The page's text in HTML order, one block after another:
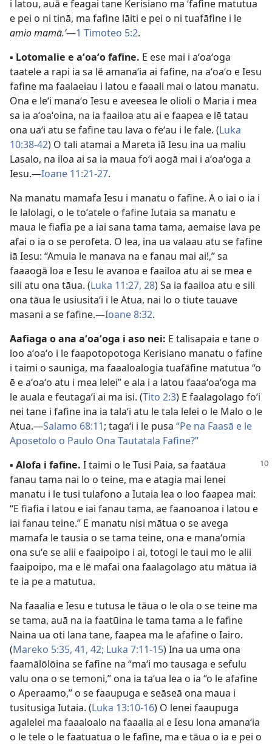
i latou, auā e feagai tane Kerisiano ma ʻfafine matutua
e pei o ni tinā, ma fafine lāiti e pei o ni tuafāfine i le
amio mamā.’—1 Timoteo 5:2.
▪ Lotomalie e aʻoaʻo fafine. E ese mai i aʻoaʻoga
taatele a rapi ia sa lē amanaʻia ai fafine, na aʻoaʻo e Iesu
fafine ma faalaeiau i latou e faaali mai o latou manatu.
Ona e leʻi manaʻo Iesu e aveesea le olioli o Maria i mea
sa ia aʻoaʻoina, na ia faailoa atu ai e faapea e lē tatau
ona uaʻi atu se fafine tau lava o feʻau i le fale. (Luka
10:38-42) O tali atamai a Mareta iā Iesu ina ua maliu
Lasalo, na iloa ai sa ia maua foʻi aogā mai i aʻoaʻoga a
Iesu.—Ioane 11:21-27.
Na manatu mamafa Iesu i manatu o fafine. A o iai o ia i
le lalolagi, o le toʻatele o fafine Iutaia sa manatu e
maua le fiafia pe a iai sana tama tama, aemaise lava pe
afai o ia o se perofeta. O lea, ina ua valaau atu se fafine
iā Iesu: “Amuia le manava na e fanau mai ai!,” sa
faaaogā loa e Iesu le avanoa e faailoa atu ai se mea e
sili atu ona tāua. (Luka 11:27, 28) Sa ia faailoa atu e sili
ona tāua le usiusitaʻi i le Atua, nai lo o tiute tauave
masani a se fafine.—Ioane 8:32.
Aafiaga o ana aʻoaʻoga i aso nei: E talisapaia e tane o
loo aʻoaʻo i le faapotopotoga Kerisiano manatu o fafine
i taimi o sauniga, ma faaaloalogia tuafāfine matutua “o
ē e aʻoaʻo atu i mea lelei” e ala i a latou faaaʻoaʻoga ma
le auala e feutagaʻi ai ma isi. (Tito 2:3) E faalagolago foʻi
nei tane i fafine ina ia talaʻi atu le tala lelei o le Malo o le
Atua.—Salamo 68:11; tagaʻi i le pusa “Pe na Faasā e le
Aposetolo o Paulo Ona Tautatala Fafine?”
▪ Alofa i fafine. I taimi o le Tusi Paia, sa faatāua
fanau tama nai lo o teine, ma e atagia mai lenei
manatu i le tusi tulafono a Iutaia lea o loo faapea mai:
“E fiafia i latou e iai fanau tama, ae faanoanoa i latou e
iai fanau teine.” E manatu nisi mātua o se avega
mamafa le tausia o se tama teine, ona e manaʻomia
ona suʻe se alii e faaipoipo i ai, totogi le taui mo le alii
faaipoipo, ma e lē mafai ona faalagolago atu mātua iā
te ia pe a matutua.
Na faaalia e Iesu e tutusa le tāua o le ola o se teine ma
se tama, auā na ia faatūina le tama tama a le fafine
Naina ua oti lana tane, faapea ma le afafine o Iairo.
(Mareko 5:35, 41, 42; Luka 7:11-15) Ina ua uma ona
faamālōlōina se fafine na “maʻi mo tausaga e sefulu
valu ona o se temoni,” ona ia taʻua lea o ia “o le afafine
o Aperaamo,” o se faaupuga e seāseā ona maua i
tusitusiga Iutaia. (Luka 13:10-16) O lenei faaupuga
agalelei ma faaaloalo na faaalia ai e Iesu lona amanaʻia
o le tele o le faatuatua o le fafine, ma e tāua o ia e pei o